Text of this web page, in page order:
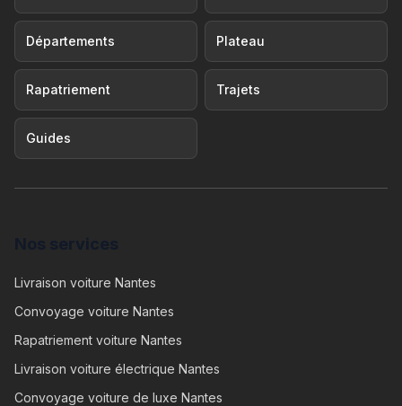
Départements Plateau
Rapatriement Trajets
Guides
Livraison voiture Nantes
Convoyage voiture Nantes
Rapatriement voiture Nantes
Livraison voiture électrique Nantes
Convoyage voiture de luxe Nantes